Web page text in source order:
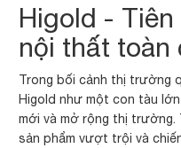
Higold -
nội thất toàn
Trong bối cảnh thị trường
Higold như một con tàu
mới và mở rộng thị trường.
sản phẩm vượt trội và